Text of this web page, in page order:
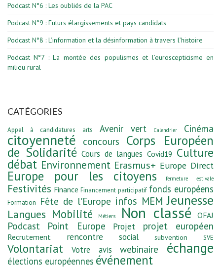
Podcast N°6 : Les oubliés de la PAC
Podcast N°9 : Futurs élargissements et pays candidats
Podcast N°8 : L’information et la désinformation à travers l’histoire
Podcast N°7 : La montée des populismes et l’euroscepticisme en
milieu rural
CATÉGORIES
Appel à candidatures arts Avenir vert Calendrier Cinéma
citoyenneté concours Corps Européen
de Solidarité Cours de langues Covid19 Culture
débat Environnement Erasmus+ Europe Direct
Europe pour les citoyens fermeture estivale
Festivités Finance Financement participatif fonds européens
Formation Fête de l'Europe infos MEM Jeunesse
Langues Mobilité Métiers Non classé OFAJ
Podcast Point Europe Projet projet européen
Recrutement rencontre social subvention SVE
Volontariat Votre avis webinaire échange
élections européennes événement